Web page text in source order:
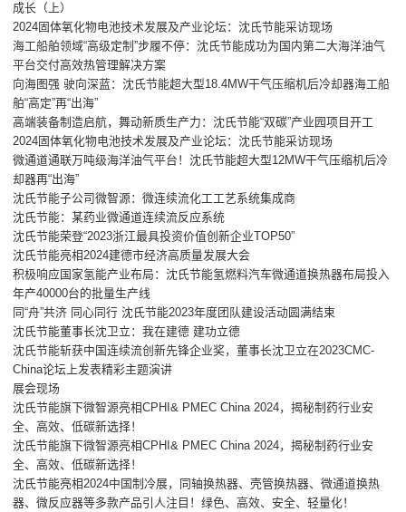
成长（上）
2024固体氧化物电池技术发展及产业论坛：沈氏节能采访现场
海工船舶领域“高级定制”步履不停：沈氏节能成功为国内第二大海洋油气
平台交付高效热管理解决方案
向海图强 驶向深蓝：沈氏节能超大型18.4MW干气压缩机后冷却器海工船
舶“高定”再“出海”
高端装备制造启航，舞动新质生产力：沈氏节能“双碳”产业园项目开工
2024固体氧化物电池技术发展及产业论坛：沈氏节能采访现场
微通道通联万吨级海洋油气平台！沈氏节能超大型12MW干气压缩机后冷
却器再“出海”
沈氏节能子公司微智源：微连续流化工工艺系统集成商
沈氏节能：某药业微通道连续流反应系统
沈氏节能荣登“2023浙江最具投资价值创新企业TOP50”
沈氏节能亮相2024建德市经济高质量发展大会
积极响应国家氢能产业布局：沈氏节能氢燃料汽车微通道换热器布局投入
年产40000台的批量生产线
同“舟”共济 同心同行 沈氏节能2023年度团队建设活动圆满结束
沈氏节能董事长沈卫立：我在建德 建功立德
沈氏节能斩获中国连续流创新先锋企业奖，董事长沈卫立在2023CMC-
China论坛上发表精彩主题演讲
展会现场
沈氏节能旗下微智源亮相CPHI& PMEC China 2024，揭秘制药行业安
全、高效、低碳新选择！
沈氏节能旗下微智源亮相CPHI& PMEC China 2024，揭秘制药行业安
全、高效、低碳新选择！
沈氏节能亮相2024中国制冷展，同轴换热器、壳管换热器、微通道换热
器、微反应器等多款产品引人注目！绿色、高效、安全、轻量化！